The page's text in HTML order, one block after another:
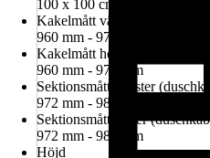
100 x 100 cm
Kakelmått vänster
960 mm - 974 mm
Kakelmått höger (glasrutans
960 mm - 974 mm
Sektionsmått vänster
972 mm - 986 mm
Sektionsmått höger
972 mm - 986 mm
Höjd